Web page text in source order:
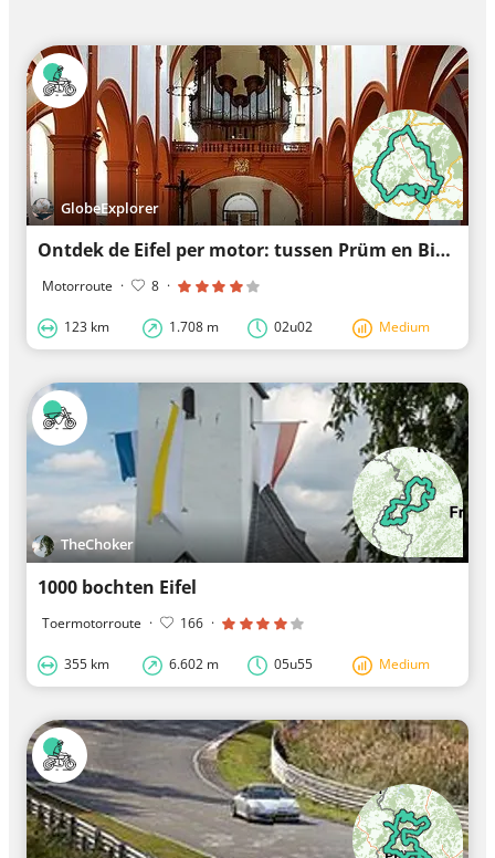
GlobeExplorer
Ontdek de Eifel per motor: tussen Prüm en Bitburg
Motorroute · 8 ·
123 km 1.708 m 02u02 Medium
TheChoker
1000 bochten Eifel
Toermotorroute · 166 ·
355 km 6.602 m 05u55 Medium